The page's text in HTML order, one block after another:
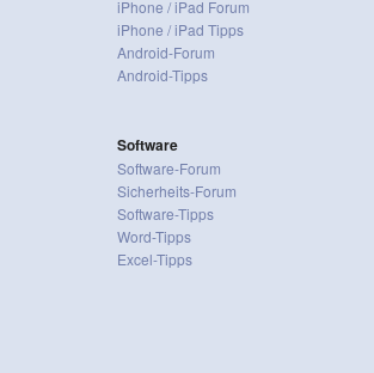
iPhone / iPad Forum
iPhone / iPad Tipps
Android-Forum
Android-Tipps
Software
Software-Forum
Sicherheits-Forum
Software-Tipps
Word-Tipps
Excel-Tipps